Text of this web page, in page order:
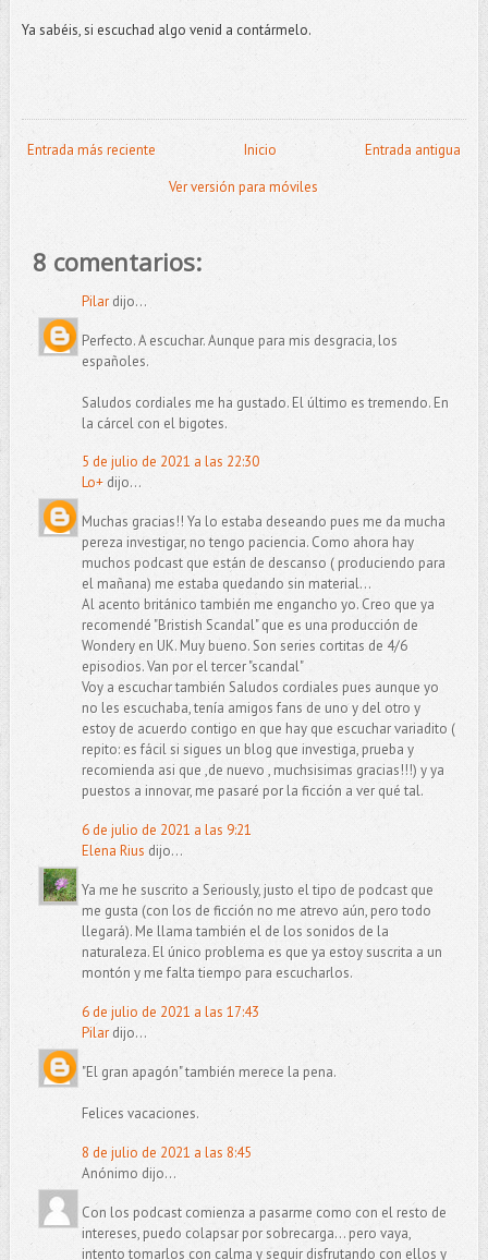
Ya sabéis, si escuchad algo venid a contármelo.
Entrada más reciente Entrada antigua
Inicio
Ver versión para móviles
8 comentarios:
Pilardijo...
Perfecto. A escuchar. Aunque para mis desgracia, los
españoles.
Saludos cordiales me ha gustado. El último es tremendo. En
la cárcel con el bigotes.
5 de julio de 2021 a las 22:30
Lo+dijo...
Muchas gracias!! Ya lo estaba deseando pues me da mucha
pereza investigar, no tengo paciencia. Como ahora hay
muchos podcast que están de descanso ( produciendo para
el mañana) me estaba quedando sin material...
Al acento británico también me engancho yo. Creo que ya
recomendé "Bristish Scandal" que es una producción de
Wondery en UK. Muy bueno. Son series cortitas de 4/6
episodios. Van por el tercer "scandal"
Voy a escuchar también Saludos cordiales pues aunque yo
no les escuchaba, tenía amigos fans de uno y del otro y
estoy de acuerdo contigo en que hay que escuchar variadito (
repito: es fácil si sigues un blog que investiga, prueba y
recomienda asi que ,de nuevo , muchsisimas gracias!!!) y ya
puestos a innovar, me pasaré por la ficción a ver qué tal.
6 de julio de 2021 a las 9:21
Elena Rius dijo...
Ya me he suscrito a Seriously, justo el tipo de podcast que
me gusta (con los de ficción no me atrevo aún, pero todo
llegará). Me llama también el de los sonidos de la
naturaleza. El único problema es que ya estoy suscrita a un
montón y me falta tiempo para escucharlos.
6 de julio de 2021 a las 17:43
Pilardijo...
"El gran apagón" también merece la pena.
Felices vacaciones.
8 de julio de 2021 a las 8:45
Anónimo dijo...
Con los podcast comienza a pasarme como con el resto de
intereses, puedo colapsar por sobrecarga... pero vaya,
intento tomarlos con calma y seguir disfrutando con ellos y